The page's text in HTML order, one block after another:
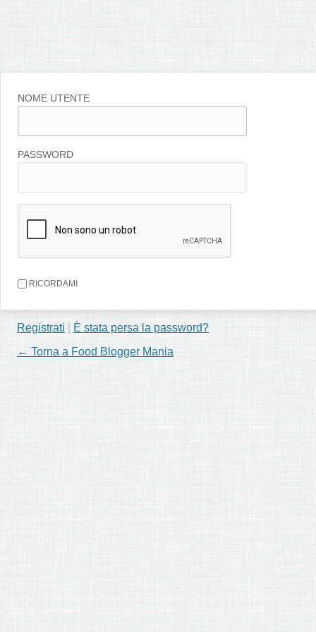
NOME UTENTE
PASSWORD
RICORDAMI
Registrati
È stata persa la password?
← Torna a Food Blogger Mania